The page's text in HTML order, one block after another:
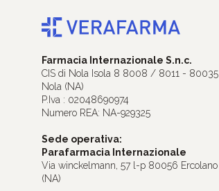
Farmacia Internazionale S.n.c.
CIS di Nola Isola 8 8008 / 8011 - 80035
Nola (NA)
P.Iva : 02048690974
Numero REA: NA-929325
Sede operativa:
Parafarmacia Internazionale
Via winckelmann, 57 l-p 80056 Ercolano
(NA)